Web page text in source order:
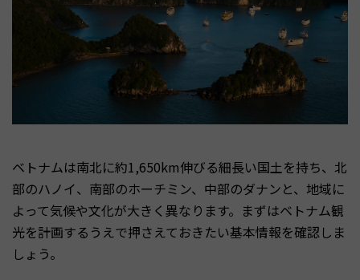
ベトナムは南北に約1,650km伸びる細長い国土を持ち、北
部のハノイ、南部のホーチミン、中部のダナンと、地域に
よって気候や文化が大きく異なります。まずはベトナム観
光を計画するうえで押さえておきたい基本情報を確認しま
しょう。